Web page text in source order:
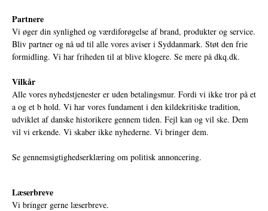
Partnere
Vi øger din synlighed og værdiforøgelse af brand, produkter og service.
Bliv partner og nå ud til alle vores aviser i Syddanmark. Støt den frie
formidling. Vi har friheden til at blive klogere. Se mere på dkq.dk.
Vilkår
Alle vores nyhedstjenester er uden betalingsmur. Fordi vi ikke tror på et
a og et b hold. Vi har vores fundament i den kildekritiske tradition,
udviklet af danske historikere gennem tiden. Fejl kan og vil ske. Dem
vil vi erkende. Vi skaber ikke nyhederne. Vi bringer dem.
Se gennemsigtighedserklæring om politisk annoncering.
Læserbreve
Vi bringer gerne læserbreve.